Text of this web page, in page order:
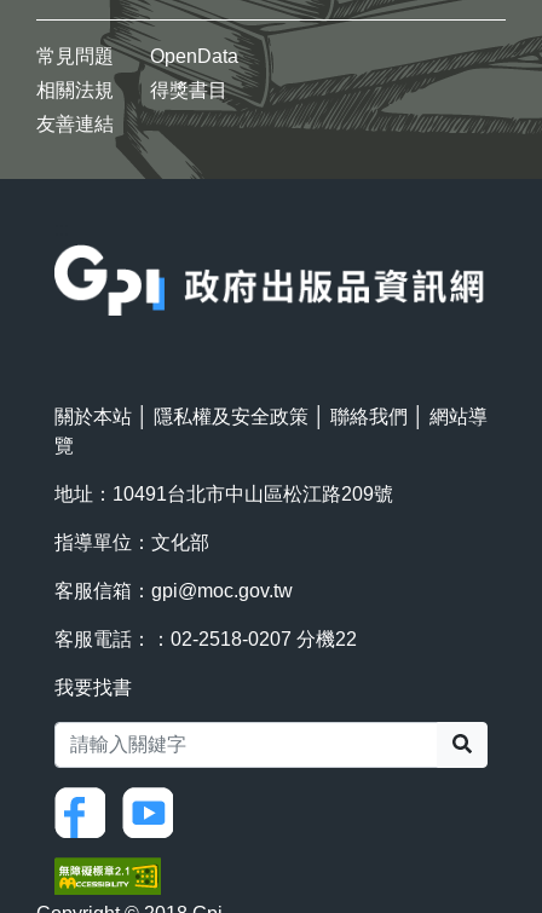
常見問題
相關法規
友善連結
OpenData
得獎書目
關於本站 隱私權及安全政策 聯絡我們
網站導
覽
地址：10491台北市中山區松江路209號
指導單位：文化部
客服信箱： gpi@moc.gov.tw
客服電話：：02-2518-0207 分機22
我要找書